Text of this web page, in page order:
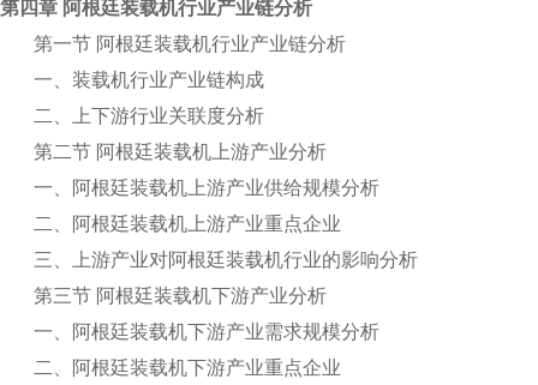
第四章 阿根廷装载机行业产业链分析
第一节 阿根廷装载机行业产业链分析
一、装载机行业产业链构成
二、上下游行业关联度分析
第二节 阿根廷装载机上游产业分析
一、阿根廷装载机上游产业供给规模分析
二、阿根廷装载机上游产业重点企业
三、上游产业对阿根廷装载机行业的影响分析
第三节 阿根廷装载机下游产业分析
一、阿根廷装载机下游产业需求规模分析
二、阿根廷装载机下游产业重点企业